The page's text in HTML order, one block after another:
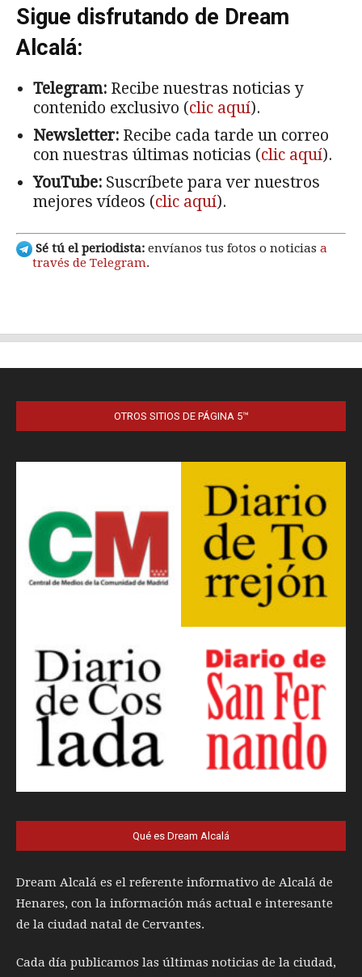
OTROS SITIOS DE PÁGINA 5™
Qué es Dream Alcalá
Dream Alcalá es el referente informativo de Alcalá de
Henares, con la información más actual e interesante
de la ciudad natal de Cervantes.
Cada día publicamos las últimas noticias de la ciudad,